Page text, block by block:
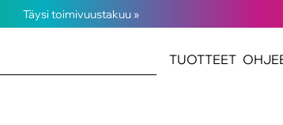
Täysi toimivuustakuu »
TUOTTEET